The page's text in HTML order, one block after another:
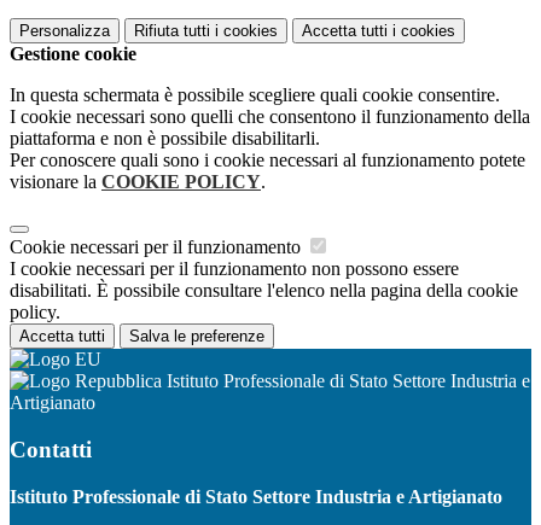
Personalizza Rifiuta tutti i cookies Accetta tutti i cookies
Gestione cookie
In questa schermata è possibile scegliere quali cookie consentire.
I cookie necessari sono quelli che consentono il funzionamento della
piattaforma e non è possibile disabilitarli.
Per conoscere quali sono i cookie necessari al funzionamento potete
visionare la COOKIE POLICY.
Cookie necessari per il funzionamento
I cookie necessari per il funzionamento non possono essere
disabilitati. È possibile consultare l'elenco nella pagina della cookie
policy.
Accetta tutti Salva le preferenze
Istituto Professionale di Stato Settore Industria e
Artigianato
Contatti
Istituto Professionale di Stato Settore Industria e Artigianato